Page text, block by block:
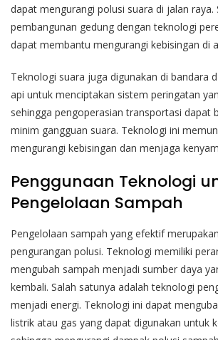
dapat mengurangi polusi suara di jalan raya.
pembangunan gedung dengan teknologi
dapat membantu mengurangi kebisingan di
Teknologi suara juga digunakan di bandara
api untuk menciptakan sistem peringatan
sehingga pengoperasian transportasi dapat
minim gangguan suara. Teknologi ini
mengurangi kebisingan dan menjaga
Penggunaan Teknologi
Pengelolaan Sampah
Pengelolaan sampah yang efektif
pengurangan polusi. Teknologi memiliki
mengubah sampah menjadi sumber daya
kembali. Salah satunya adalah teknologi
menjadi energi. Teknologi ini dapat
listrik atau gas yang dapat digunakan untuk